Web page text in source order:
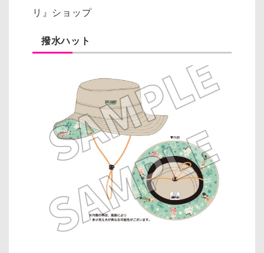
リ』ショップ
撥水ハット